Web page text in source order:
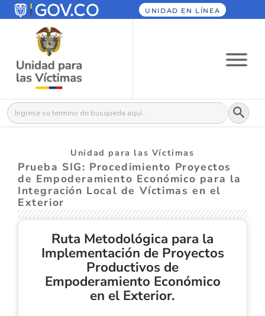
UNIDAD EN LÍNEA
Buscar: Botón
Unidad para las Víctimas
Prueba SIG: Procedimiento Proyectos
de Empoderamiento Económico para la
Integración Local de Víctimas en el
Exterior
Ruta Metodológica para la
Implementación de Proyectos
Productivos de
Empoderamiento Económico
en el Exterior.